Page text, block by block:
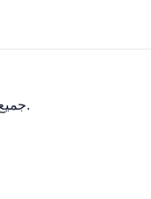
© 2026 Kalstein. جميع الحقوق محفوظة.